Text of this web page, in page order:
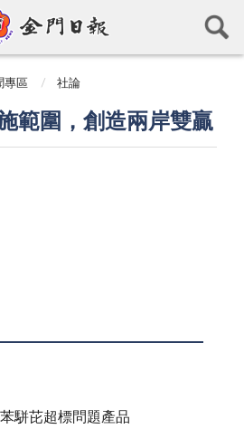
專區 社論
範圍，創造兩岸雙贏
駢芘超標問題產品